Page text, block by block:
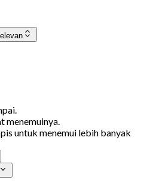
menemuinya.
untuk menemui lebih banyak